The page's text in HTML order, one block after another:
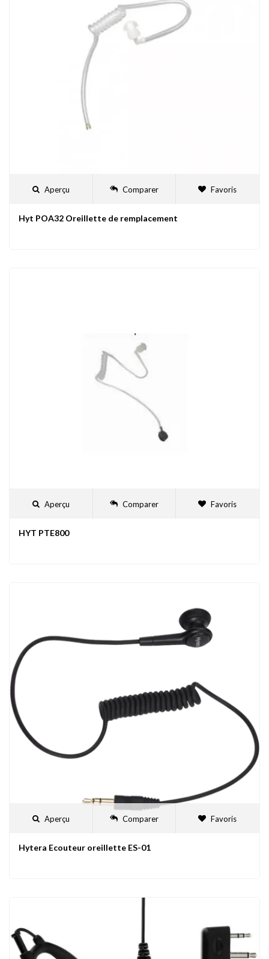
Aperçu Comparer Favoris
Hyt POA32 Oreillette de remplacement
Aperçu Comparer Favoris
HYT PTE800
Aperçu Comparer Favoris
Hytera Ecouteur oreillette ES-01